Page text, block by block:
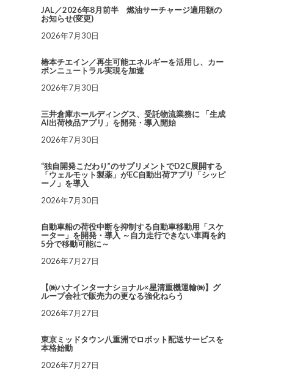
JAL／2026年8月前半 燃油サーチャージ適用額の
お知らせ(変更)
2026年7月30日
椿本チエイン／再生可能エネルギーを活用し、カー
ボンニュートラル実現を加速
2026年7月30日
三井倉庫ホールディングス、受託物流業務に 「生成
AI出荷検品アプリ」を開発・導入開始
2026年7月30日
“独自開発こだわり”のサプリメントでD2C展開する
「ウェルモット製薬」がEC自動出荷アプリ「シッピ
ーノ」を導入
2026年7月30日
自動車船の荷役中断を抑制する自動車移動用「スケ
ーター」を開発・導入 ～自力走行できない車両を約
5分で移動可能に～
2026年7月27日
【㈱ハナインターナショナル×星清重機運輸㈱】グ
ループ会社で販売力の更なる強化ねらう
2026年7月27日
東京ミッドタウン八重洲でロボット配送サービスを
本格始動
2026年7月27日